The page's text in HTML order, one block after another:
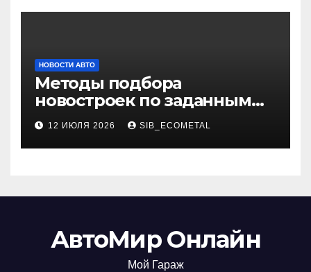
НОВОСТИ АВТО
Методы подбора
новостроек по заданным
критериям
12 ИЮЛЯ 2026 SIB_ECOMETAL
АвтоМир Онлайн
Мой Гараж